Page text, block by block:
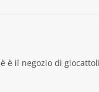
è il negozio di